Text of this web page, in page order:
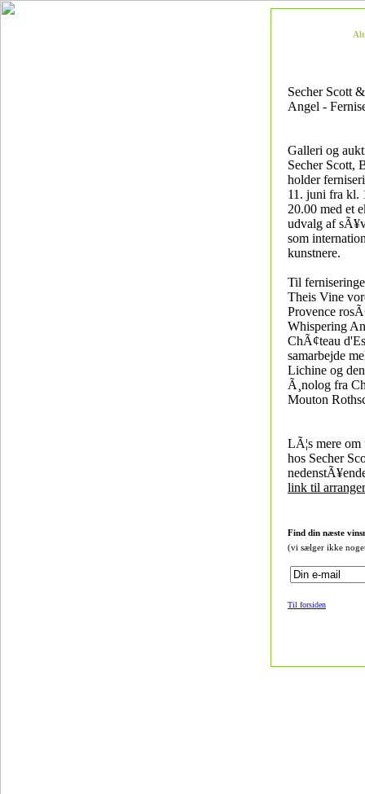
Secher Scott
Angel -
Galleri og
Secher Scott,
holder
11. juni fra kl.
20.00 med et
udvalg af
som
kunstnere.
Til
Theis Vine
Provence
Whispering
ChÃ¢teau
samarbejde
Lichine og
Ã¸nolog fra
Mouton
LÃ¦s mere
hos Secher
link til
Find din næste
(vi sælger ikke
Til forsiden